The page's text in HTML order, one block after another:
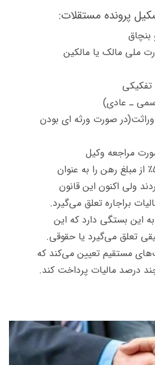
پرونده مستقلات:
ملی مالک یا مالکین
ـ عادی)
صورت ورثه ای بودن
مراجعه وکیل
در سال ها قبل باید ۵٪ از مبلغ رهن را به عنوان
ولی اکنون این قانون
براجاره تعلق می‌گیرد.
به این بستگی دارد که این
تعلق می‌گیرد یا حقوقی.
مالیات‌های مستقیم تعیین می‌کند که
درصد مالیات پرداخت کند.